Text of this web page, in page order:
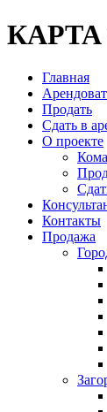
Главная
Продать
Сдать в
О проекте
Контакты
Продажа